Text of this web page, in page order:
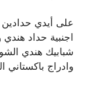
على أيدي
اجنبية حداد
شبابيك هندي
وادراج باكستاني